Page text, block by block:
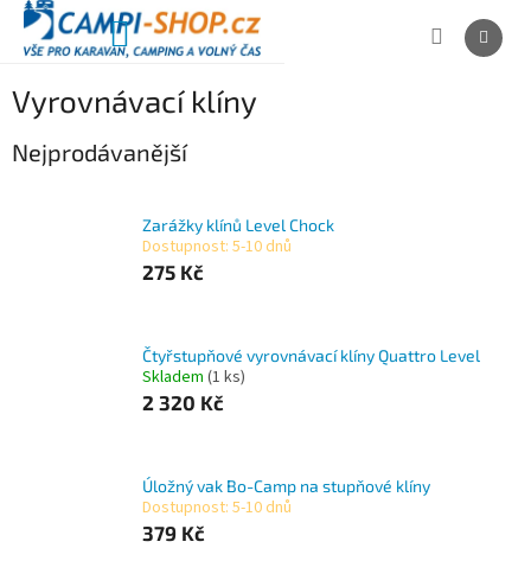
Přejít
obsah
NÁKUPNÍ
P
s
Vyrovnávací klíny
Nejprodávanější
Zarážky klínů Level Chock
Dostupnost: 5-10 dnů
275 Kč
Čtyřstupňové vyrovnávací klíny Quattro Level
Skladem (1 ks)
2 320 Kč
Úložný vak Bo-Camp na stupňové klíny
Dostupnost: 5-10 dnů
379 Kč